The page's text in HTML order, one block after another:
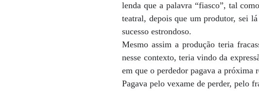
lenda que a palavra “fiasco”, tal
teatral, depois que um produtor, sei
sucesso estrondoso.
Mesmo assim a produção teria
nesse contexto, teria vindo da
em que o perdedor pagava a próxima
Pagava pelo vexame de perder, pelo